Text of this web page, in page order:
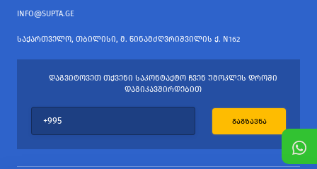
INFO@SUPTA.GE
ᲡᲐᲥᲐᲠᲗᲕᲔᲚᲝ, ᲗᲑᲘᲚᲘᲡᲘ, Მ. ᲬᲘᲜᲐᲛᲫᲦᲕᲠᲘᲨᲕᲘᲚᲘᲡ Ქ. N162
ᲓᲐᲒᲕᲘᲢᲝᲕᲔᲗ ᲗᲥᲕᲔᲜᲘ ᲡᲐᲙᲝᲜᲢᲐᲥᲢᲝ ᲩᲕᲔᲜ ᲣᲛᲝᲙᲚᲔᲡ ᲓᲠᲝᲨᲘ
ᲓᲐᲒᲘᲙᲐᲕᲨᲘᲠᲓᲔᲑᲘᲗ
ᲒᲐᲒᲖᲐᲕᲜᲐ